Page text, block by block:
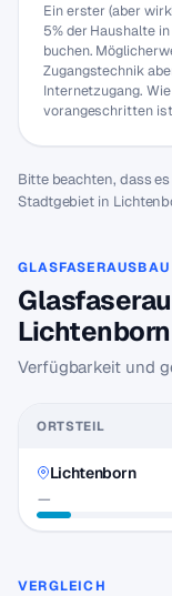
Ein erster (aber
5% der Haushalte
buchen.
Zugangstechnik
Internetzugang.
vorangeschritten
Bitte beachten, dass
Stadtgebiet in
GLASFASERAUSBAU
Lichtenborn
Verfügbarkeit und
ORTSTEIL
Lichtenborn
—
VERGLEICH